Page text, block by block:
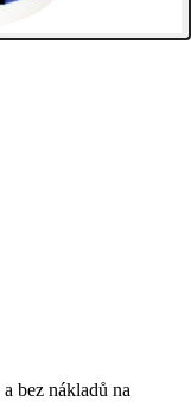
bez nákladů na